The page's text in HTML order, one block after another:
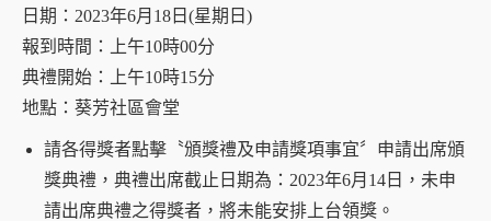
日期：2023年6月18日(星期日)
報到時間：上午10時00分
典禮開始：上午10時15分
地點：葵芳社區會堂
請各得獎者點擊〝頒獎禮及申請獎項事宜〞申請出席頒
獎典禮，典禮出席截止日期為：2023年6月14日，未申
請出席典禮之得獎者，將未能安排上台領獎。